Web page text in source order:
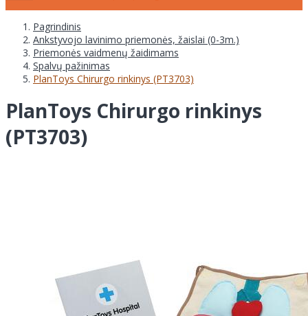
Pagrindinis
Ankstyvojo lavinimo priemonės, žaislai (0-3m.)
Priemonės vaidmenų žaidimams
Spalvų pažinimas
PlanToys Chirurgo rinkinys (PT3703)
PlanToys Chirurgo rinkinys
(PT3703)